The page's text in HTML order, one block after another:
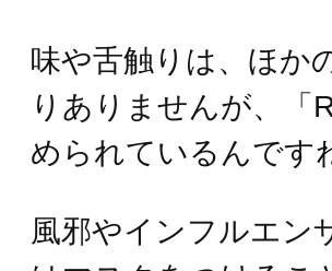
味や舌触りは、ほか
りありませんが、「
められているんです
風邪やインフルエン